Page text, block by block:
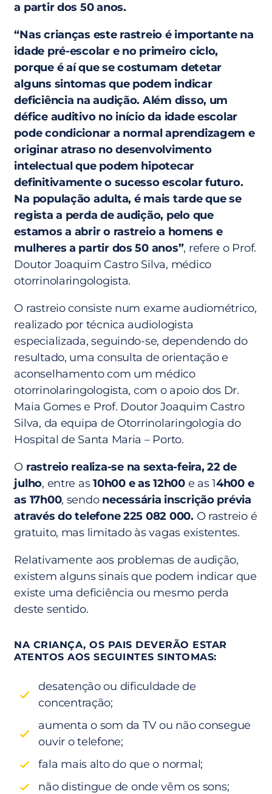
a partir dos 50 anos.
“Nas crianças este rastreio é importante na
idade pré-escolar e no primeiro ciclo,
porque é aí que se costumam detetar
alguns sintomas que podem indicar
deficiência na audição. Além disso, um
défice auditivo no início da idade escolar
pode condicionar a normal aprendizagem e
originar atraso no desenvolvimento
intelectual que podem hipotecar
definitivamente o sucesso escolar futuro.
Na população adulta, é mais tarde que se
regista a perda de audição, pelo que
estamos a abrir o rastreio a homens e
mulheres a partir dos 50 anos”, refere o Prof.
Doutor Joaquim Castro Silva, médico
otorrinolaringologista.
O rastreio consiste num exame audiométrico,
realizado por técnica audiologista
especializada, seguindo-se, dependendo do
resultado, uma consulta de orientação e
aconselhamento com um médico
otorrinolaringologista, com o apoio dos Dr.
Maia Gomes e Prof. Doutor Joaquim Castro
Silva, da equipa de Otorrinolaringologia do
Hospital de Santa Maria – Porto.
O rastreio realiza-se na sexta-feira, 22 de
julho, entre as10h00 e as 12h00 e as 14h00 e
as 17h00, sendo necessária inscrição prévia
através do telefone 225 082 000. O rastreio é
gratuito, mas limitado às vagas existentes.
Relativamente aos problemas de audição,
existem alguns sinais que podem indicar que
existe uma deficiência ou mesmo perda
deste sentido.
NA CRIANÇA, OS PAIS DEVERÃO ESTAR
ATENTOS AOS SEGUINTES SINTOMAS:
desatenção ou dificuldade de
concentração;
aumenta o som da TV ou não consegue
ouvir o telefone;
fala mais alto do que o normal;
não distingue de onde vêm os sons;